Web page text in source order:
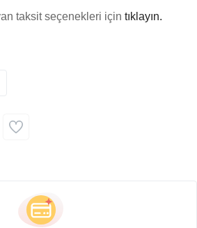
taksit seçenekleri için tıklayın.